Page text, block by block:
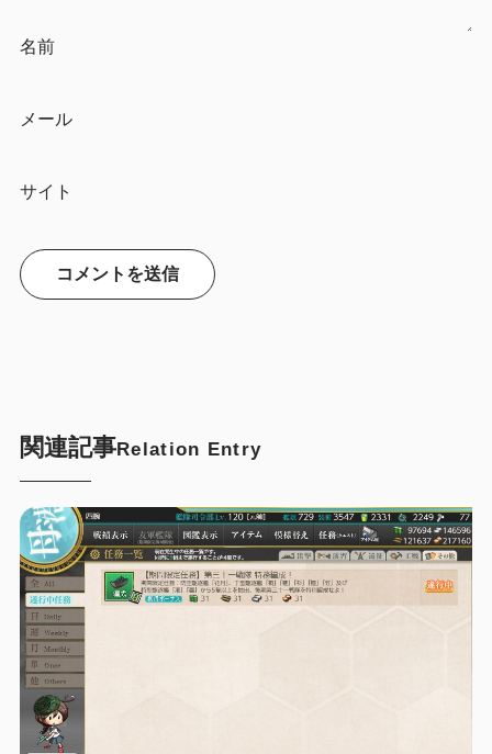
名前
メール
サイト
関連記事Relation Entry